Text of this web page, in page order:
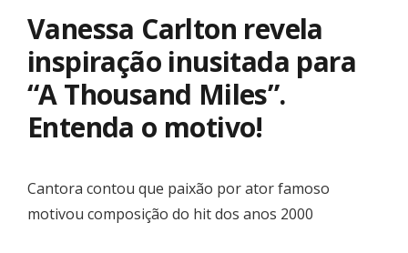
Vanessa Carlton revela
inspiração inusitada para
“A Thousand Miles”.
Entenda o motivo!
Cantora contou que paixão por ator famoso
motivou composição do hit dos anos 2000